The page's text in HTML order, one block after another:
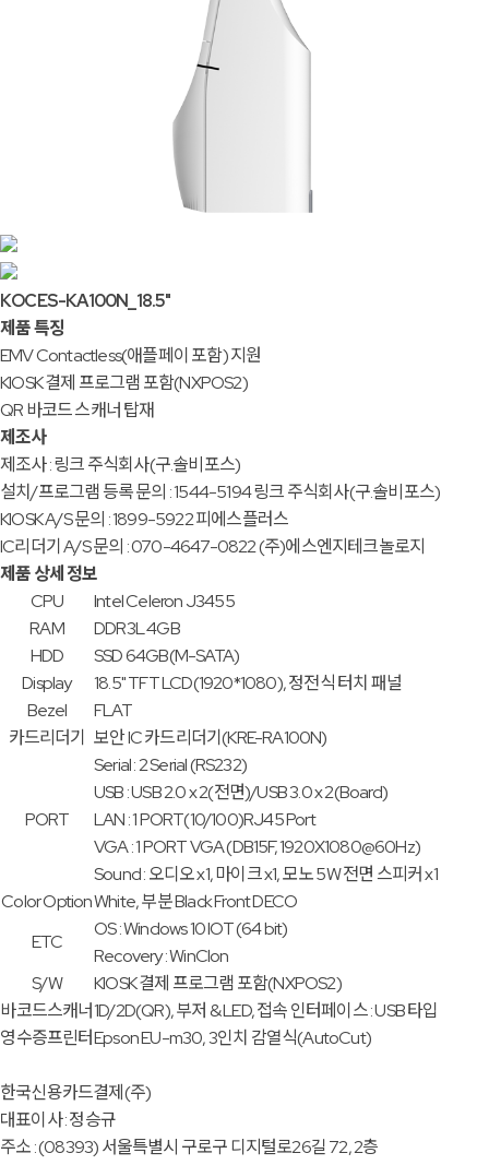
KOCES-KA100N_18.5"
제품 특징
EMV Contactless(애플페이 포함) 지원
KIOSK 결제 프로그램 포함(NXPOS2)
QR 바코드 스캐너 탑재
제조사
제조사 : 링크 주식회사(구.솔비포스)
설치/프로그램 등록 문의 : 1544-5194 링크 주식회사(구.솔비포스)
KIOSK A/S 문의 : 1899-5922 피에스플러스
IC리더기 A/S 문의 : 070-4647-0822 (주)에스엔지테크놀로지
제품 상세 정보
CPU
Intel Celeron J3455
RAM
DDR3L 4GB
HDD
SSD 64GB(M-SATA)
Display
18.5" TFT LCD(1920*1080), 정전식 터치 패널
Bezel
FLAT
카드리더기
보안 IC 카드리더기(KRE-RA100N)
PORT
Serial : 2 Serial (RS232)
USB : USB 2.0 x 2(전면)/USB 3.0 x 2(Board)
LAN : 1 PORT(10/100)RJ45 Port
VGA : 1 PORT VGA (DB15F, 1920X1080@60Hz)
Sound : 오디오 x1, 마이크 x1, 모노 5W 전면 스피커 x1
Color OptionWhite, 부분 Black Front DECO
ETC
OS : Windows 10 IOT (64 bit)
Recovery : WinClon
S/W
KIOSK 결제 프로그램 포함(NXPOS2)
바코드스캐너1D/2D(QR), 부저 & LED, 접속 인터페이스 : USB 타입
영수증프린터Epson EU-m30, 3인치 감열식(AutoCut)
한국신용카드결제(주)
대표이사 : 정승규
주소 : (08393) 서울특별시 구로구 디지털로26길 72, 2층